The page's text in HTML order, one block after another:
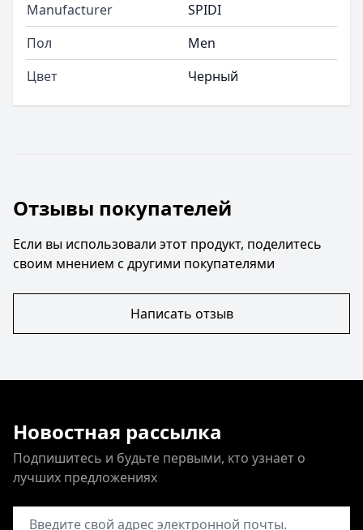
Manufacturer
SPIDI
Пол
Men
Цвет
Черный
Отзывы покупателей
Если вы использовали этот продукт, поделитесь
своим мнением с другими покупателями
Написать отзыв
Новостная рассылка
Подпишитесь и будьте первыми, кто узнает о
лучших предложениях
Адрес электронной почты